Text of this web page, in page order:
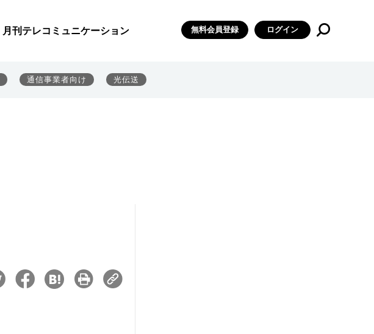
月刊テレコミュニケーション 無料会員登録 ログイン
通信事業者向け 光伝送